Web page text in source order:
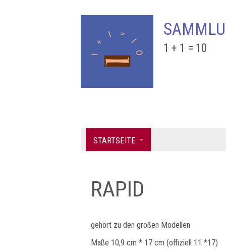
1 + 1 = 10
STARTSEITE
RAPID
gehört zu den großen Modellen
Maße 10,9 cm * 17 cm (offiziell 11 *17)